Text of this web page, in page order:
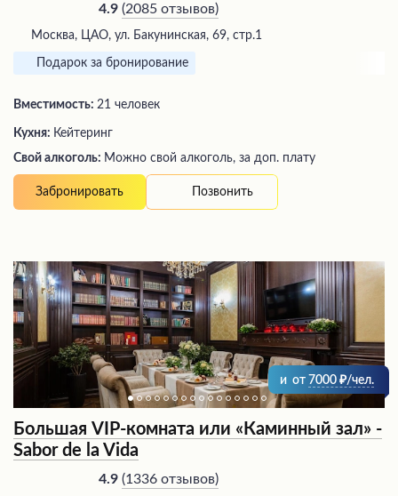
4.9 (2085 отзывов)
Москва, ЦАО, ул. Бакунинская, 69, стр.1
Подарок за бронирование
Вместимость: 21 человек
Кухня: Кейтеринг
Свой алкоголь: Можно свой алкоголь, за доп. плату
Забронировать Позвонить
и от 7000 /чел.
Большая VIP-комната или «Каминный зал» -
Sabor de la Vida
4.9 (1336 отзывов)